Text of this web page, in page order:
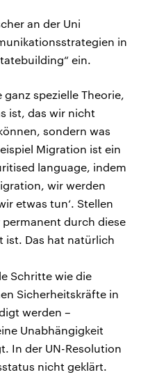
an der Uni
in
ein.
spezielle Theorie,
ist, das wir nicht
sondern was
Migration ist ein
language, indem
wir werden
etwas tun‘. Stellen
permanent durch diese
ist. Das hat natürlich
Schritte wie die
Sicherheitskräfte in
werden –
Unabhängigkeit
In der UN-Resolution
nicht geklärt.